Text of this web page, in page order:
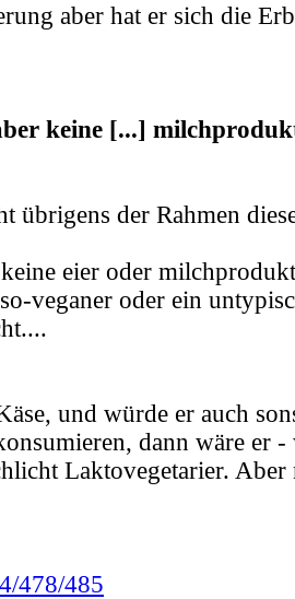
aber hat er sich die
keine [...]
übrigens der Rahmen
keine eier oder
veganer oder ein
und würde er auch
dann wäre er -
Laktovegetarier.
478/485